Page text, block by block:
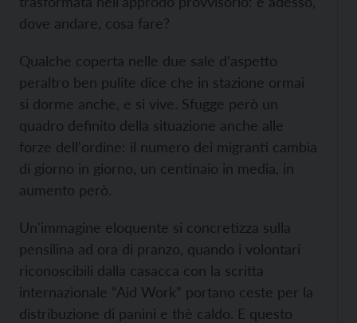
dove andare, cosa fare?
Qualche coperta nelle due sale d'aspetto
peraltro ben pulite dice che in stazione ormai
si dorme anche, e si vive. Sfugge però un
quadro definito della situazione anche alle
forze dell'ordine: il numero dei migranti cambia
di giorno in giorno, un centinaio in media, in
aumento però.
Un'immagine eloquente si concretizza sulla
pensilina ad ora di pranzo, quando i volontari
riconoscibili dalla casacca con la scritta
internazionale “Aid Work” portano ceste per la
distribuzione di panini e thè caldo. E questo